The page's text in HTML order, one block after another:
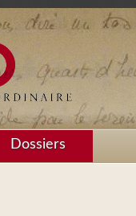
Dossiers